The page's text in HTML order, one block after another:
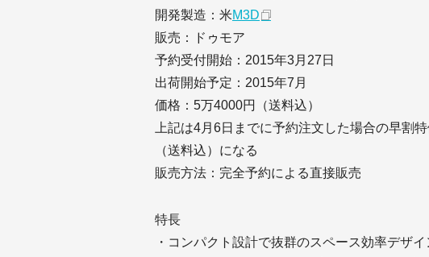
開発製造：米M3D
販売：ドゥモア
予約受付開始：2015年3月27日
出荷開始予定：2015年7月
価格：5万4000円（送料込）
上記は4月6日までに予約注文した場合の早割
（送料込）になる
販売方法：完全予約による直接販売
特長
・コンパクト設計で抜群のスペース効率デザイ